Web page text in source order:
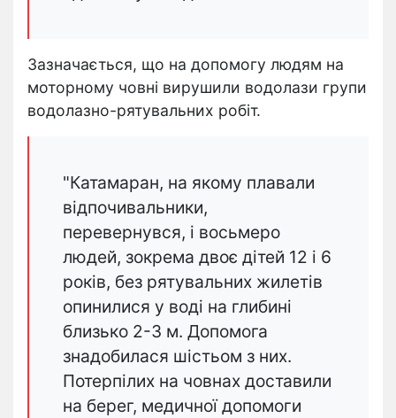
Зазначається, що на допомогу людям на
моторному човні вирушили водолази групи
водолазно-рятувальних робіт.
"Катамаран, на якому плавали
відпочивальники,
перевернувся, і восьмеро
людей, зокрема двоє дітей 12 і 6
років, без рятувальних жилетів
опинилися у воді на глибині
близько 2-3 м. Допомога
знадобилася шістьом з них.
Потерпілих на човнах доставили
на берег, медичної допомоги